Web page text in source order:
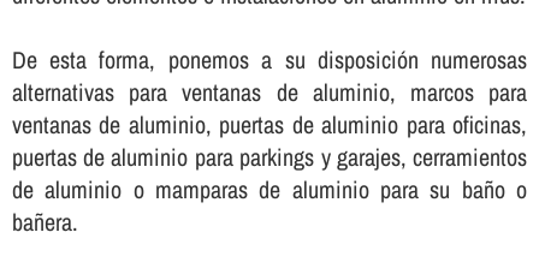
De esta forma, ponemos a su disposición numerosas
alternativas para ventanas de aluminio, marcos para
ventanas de aluminio, puertas de aluminio para oficinas,
puertas de aluminio para parkings y garajes, cerramientos
de aluminio o mamparas de aluminio para su baño o
bañera.